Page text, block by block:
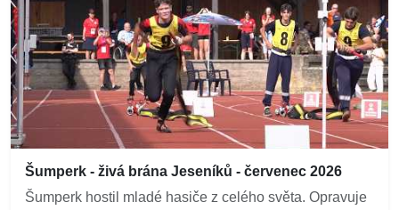
Šumperk - živá brána Jeseníků - červenec 2026
Šumperk hostil mladé hasiče z celého světa. Opravuje